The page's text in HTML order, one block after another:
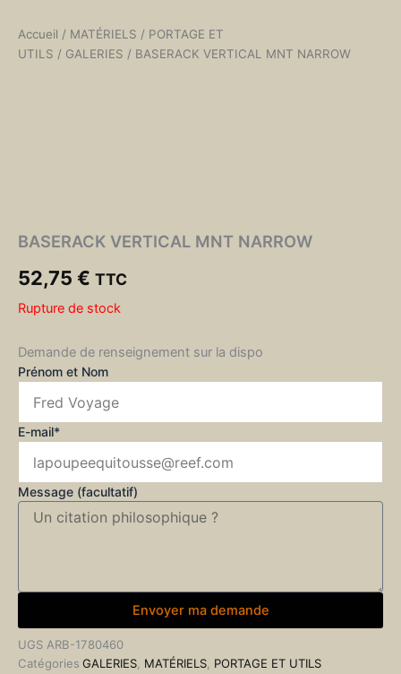
Accueil / MATÉRIELS / PORTAGE ET
UTILS / GALERIES / BASERACK VERTICAL MNT NARROW
BASERACK VERTICAL MNT NARROW
52,75 € TTC
Rupture de stock
Demande de renseignement sur la dispo
Prénom et Nom
E-mail*
Message (facultatif)
Envoyer ma demande
UGS ARB-1780460
Catégories GALERIES MATÉRIELS PORTAGE ET UTILS